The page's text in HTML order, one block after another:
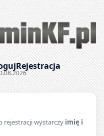
krótkofalarskie
Rejestracja
rejestracji wystarczy imię i